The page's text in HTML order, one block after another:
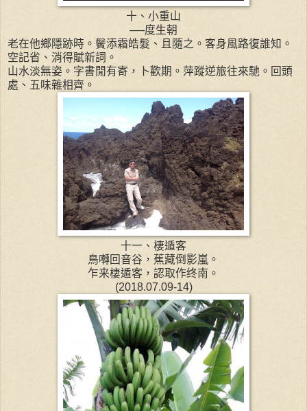
十、小重山
──度生朝
老在他鄉隱跡時。鬢添霜皓髮、且隨之。客身風路復誰知。
空記省、消得賦新詞。
山水淡無姿。字書閒有寄，卜歡期。萍蹤逆旅往來馳。回頭
處、五味雜相齊。
十一、棲遁客
鳥囀回音谷，蕉藏倒影嵐。
乍来棲遁客，認取作终南。
(2018.07.09-14)